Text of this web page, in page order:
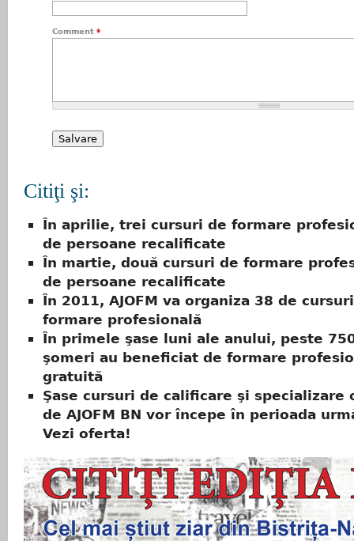
Comment *
Citiţi şi:
În aprilie, trei cursuri de formare
de persoane recalificate
În martie, două cursuri de formare
de persoane recalificate
În 2011, AJOFM va organiza 38 de
formare profesională
În primele şase luni ale anului, peste
şomeri au beneficiat de formare
gratuită
Şase cursuri de calificare şi specializare
de AJOFM BN vor începe în perioada
Vezi oferta!